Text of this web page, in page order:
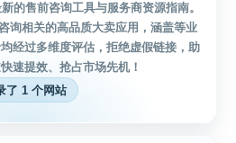
的售前咨询工具与服务商资源指南。
询相关的高品质大卖应用，涵盖等业
经过多维度评估，拒绝虚假链接，助
速提效、抢占市场先机！
了 1 个网站